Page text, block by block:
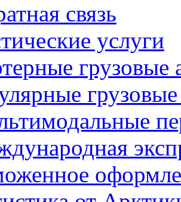
связь
услуги
грузовые